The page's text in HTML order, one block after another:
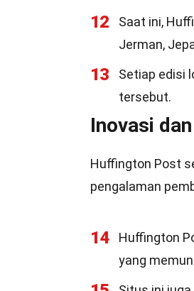
12
Saat ini,
Jerman,
13
Setiap edisi
tersebut.
Inovasi
Huffington Post
pengalaman
14
Huffington
yang